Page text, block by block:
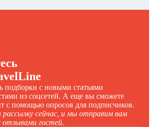
подборки с новыми статьями
из соцсетей. А еще вы сможете
с помощью опросов для подписчиков.
сейчас, и мы отправим вам
отзывами гостей.